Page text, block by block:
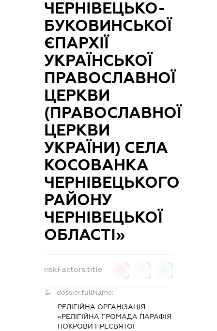
ЧЕРНІВЕЦЬКО-
БУКОВИНСЬКОЇ
ЄПАРХІЇ
УКРАЇНСЬКОЇ
ПРАВОСЛАВНОЇ
ЦЕРКВИ
(ПРАВОСЛАВНОЇ
ЦЕРКВИ
УКРАЇНИ) СЕЛА
КОСОВАНКА
ЧЕРНІВЕЦЬКОГО
РАЙОНУ
ЧЕРНІВЕЦЬКОЇ
ОБЛАСТІ»
riskFactors.title
dossier.fullName:
РЕЛІГІЙНА ОРГАНІЗАЦІЯ
«РЕЛІГІЙНА ГРОМАДА ПАРАФІЯ
ПОКРОВИ ПРЕСВЯТОЇ